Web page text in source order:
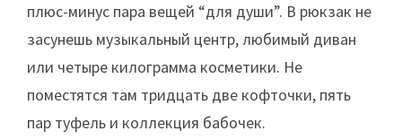
плюс-минус пара вещей “для души”. В рюкзак не
засунешь музыкальный центр, любимый диван
или четыре килограмма косметики. Не
поместятся там тридцать две кофточки, пять
пар туфель и коллекция бабочек.